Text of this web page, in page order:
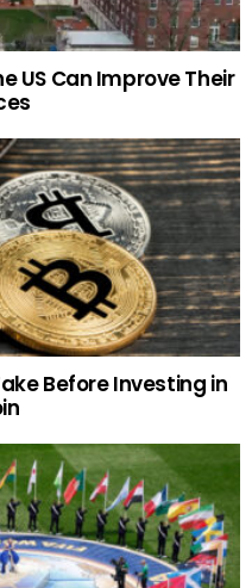
US Can Improve Their
Before Investing in